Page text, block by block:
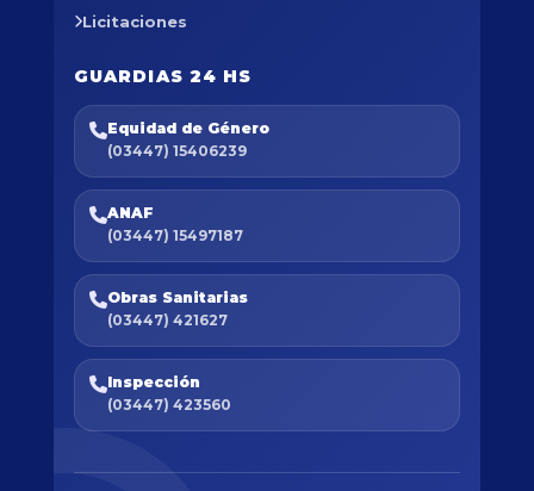
Licitaciones
GUARDIAS 24 HS
Equidad de Género
(03447) 15406239
ANAF
(03447) 15497187
Obras Sanitarias
(03447) 421627
Inspección
(03447) 423560